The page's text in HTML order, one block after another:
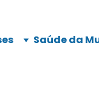
Saúde da